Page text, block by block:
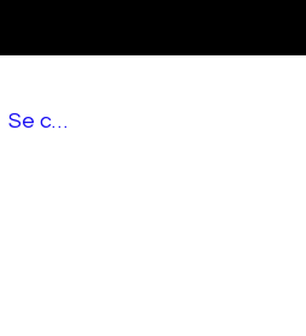
Se connecter